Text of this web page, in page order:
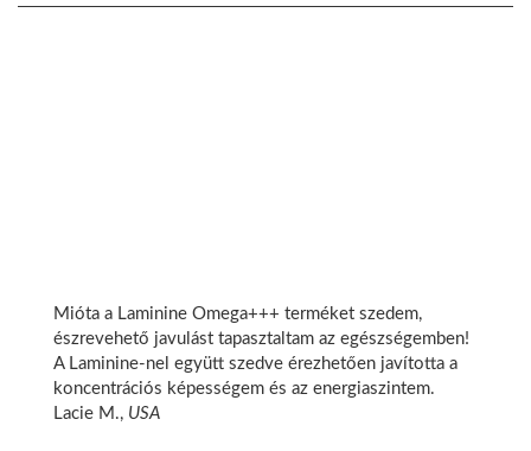
Mióta a Laminine Omega+++ terméket szedem,
észrevehető javulást tapasztaltam az egészségemben!
A Laminine-nel együtt szedve érezhetően javította a
koncentrációs képességem és az energiaszintem.
Lacie M., USA